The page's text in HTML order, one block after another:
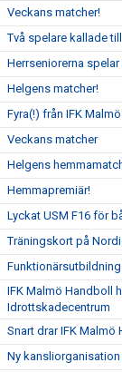
Veckans matcher!
Två spelare kallade
Herrseniorerna spelar
Helgens matcher!
Fyra(!) från IFK
Veckans matcher
Helgens
Hemmapremiär!
Lyckat USM F16 för
Träningskort på
Funktionärsutbildning
IFK Malmö Handboll
Idrottskadecentrum
Snart drar IFK
Ny